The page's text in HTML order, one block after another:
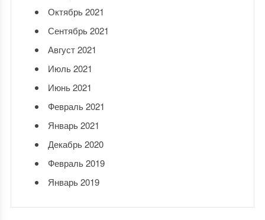
Октябрь 2021
Сентябрь 2021
Август 2021
Июль 2021
Июнь 2021
Февраль 2021
Январь 2021
Декабрь 2020
Февраль 2019
Январь 2019